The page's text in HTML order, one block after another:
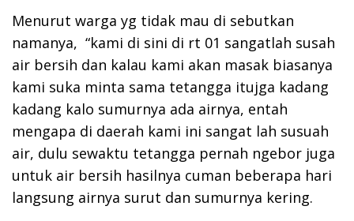
Menurut warga yg tidak mau di sebutkan
namanya, “kami di sini di rt 01 sangatlah susah
air bersih dan kalau kami akan masak biasanya
kami suka minta sama tetangga itujga kadang
kadang kalo sumurnya ada airnya, entah
mengapa di daerah kami ini sangat lah susuah
air, dulu sewaktu tetangga pernah ngebor juga
untuk air bersih hasilnya cuman beberapa hari
langsung airnya surut dan sumurnya kering.